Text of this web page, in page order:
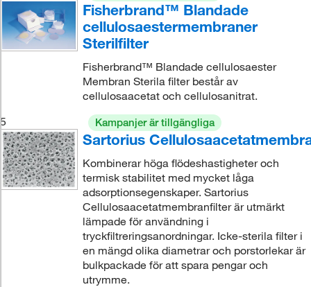
Fisherbrand™ Blandade
cellulosaestermembraner
Sterilfilter
Fisherbrand™ Blandade cellulosaester
Membran Sterila filter består av
cellulosaacetat och cellulosanitrat.
5
Kampanjer är tillgängliga
Sartorius
Kombinerar höga flödeshastigheter och
termisk stabilitet med mycket låga
adsorptionsegenskaper. Sartorius
Cellulosaacetatmembranfilter är utmärkt
lämpade för användning i
tryckfiltreringsanordningar. Icke-sterila filter i
en mängd olika diametrar och porstorlekar är
bulkpackade för att spara pengar och
utrymme.